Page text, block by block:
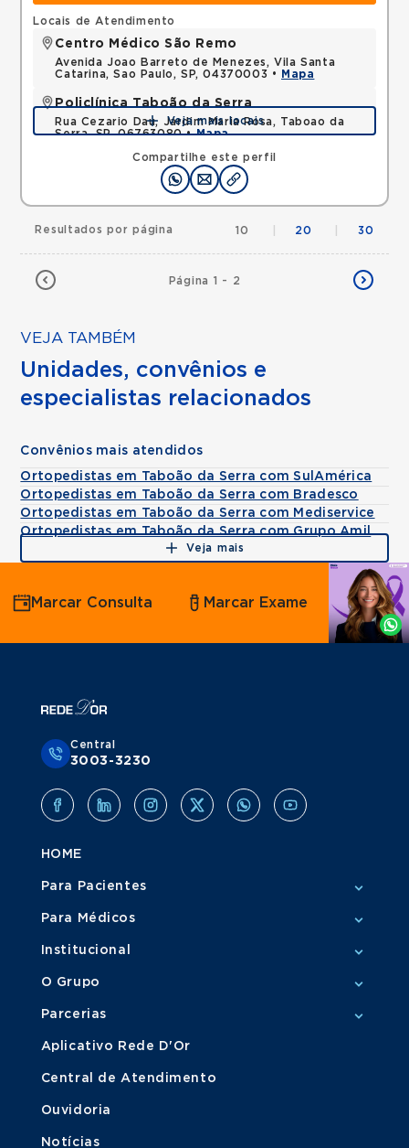
Compartilhe este perfil
Locais de Atendimento
Centro Médico São Remo
Avenida Joao Barreto de Menezes, Vila Santa
Catarina, Sao Paulo, SP, 04370003 •
Mapa
Policlínica Taboão da Serra
Rua Cezario Dau, Jardim Maria Rosa, Taboao da
Serra, SP, 06763080 •Mapa
Veja mais locais
Página 1 - 2
Resultados por página 10 20 30
VEJA TAMBÉM
Unidades, convênios e
especialistas relacionados
Convênios mais atendidos
Ortopedistas em Taboão da Serra com SulAmérica
Ortopedistas em Taboão da Serra com Bradesco
Ortopedistas em Taboão da Serra com Mediservice
Ortopedistas em Taboão da Serra com Grupo Amil
Veja mais
Agende
por
Whatsapp
Marcar Consulta Marcar Exame
Central
3003-3230
HOME
Para Pacientes
Para Médicos
Institucional
O Grupo
Parcerias
Aplicativo Rede D'Or
Central de Atendimento
Ouvidoria
Notícias